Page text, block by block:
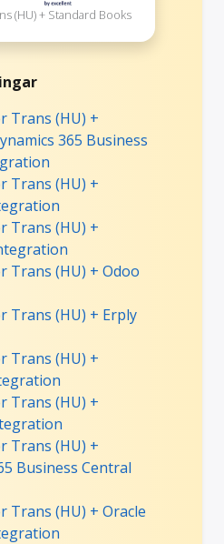
(HU) + Standard Books
Trans (HU) +
365 Business
Trans (HU) +
Trans (HU) +
Trans (HU) + Odoo
Trans (HU) + Erply
Trans (HU) +
Trans (HU) +
Trans (HU) +
Business Central
Trans (HU) + Oracle